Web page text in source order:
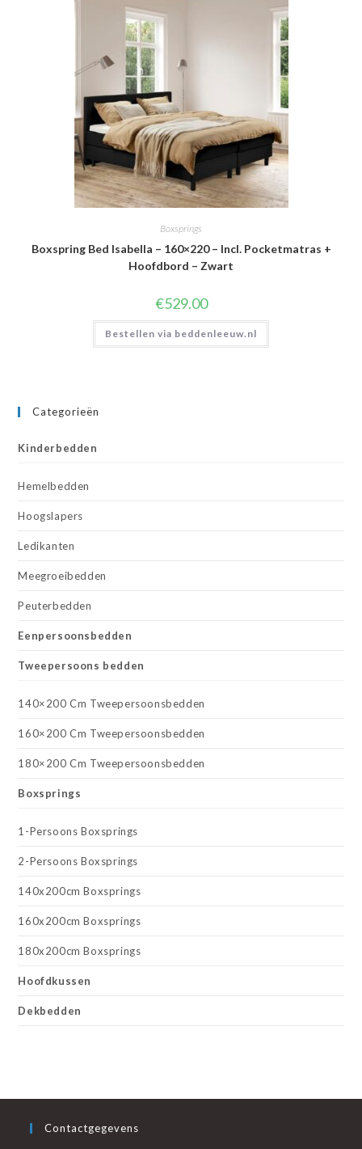
Boxsprings
Boxspring Bed Isabella – 160×220 – Incl. Pocketmatras +
Hoofdbord – Zwart
€529.00
Bestellen via beddenleeuw.nl
Categorieën
Kinderbedden
Hemelbedden
Hoogslapers
Ledikanten
Meegroeibedden
Peuterbedden
Eenpersoonsbedden
Tweepersoons bedden
140×200 Cm Tweepersoonsbedden
160×200 Cm Tweepersoonsbedden
180×200 Cm Tweepersoonsbedden
Boxsprings
1-Persoons Boxsprings
2-Persoons Boxsprings
140x200cm Boxsprings
160x200cm Boxsprings
180x200cm Boxsprings
Hoofdkussen
Dekbedden
Contactgegevens